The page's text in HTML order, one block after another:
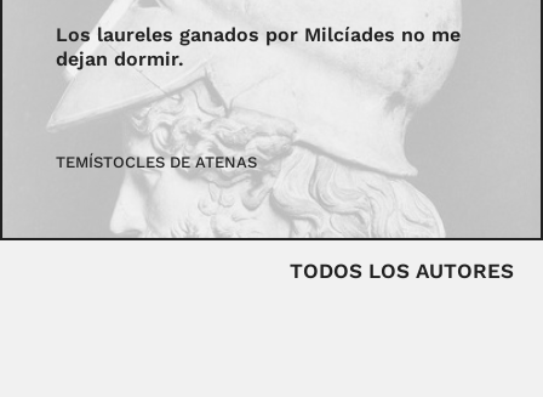
Los laureles ganados por Milcíades no me
dejan dormir.
TEMÍSTOCLES DE ATENAS
TODOS LOS AUTORES